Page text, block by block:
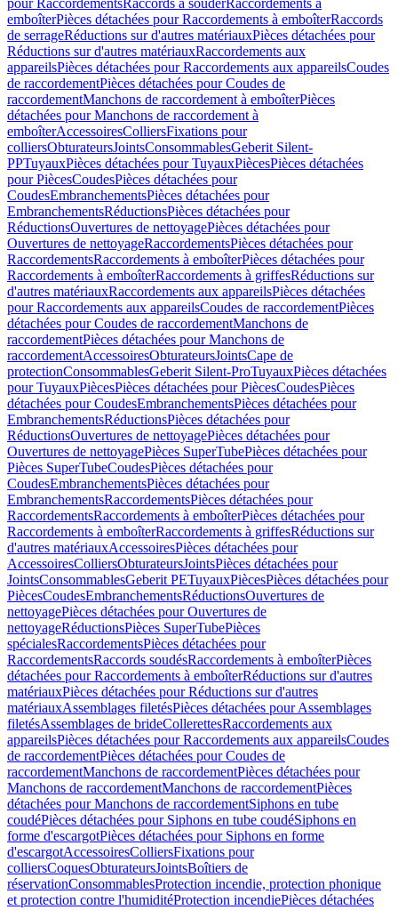
pour RaccordementsRaccords à souderRaccordements à
emboîterPièces détachées pour Raccordements à emboîterRaccords
de serrageRéductions sur d'autres matériauxPièces détachées pour
Réductions sur d'autres matériauxRaccordements aux
appareilsPièces détachées pour Raccordements aux appareilsCoudes
de raccordementPièces détachées pour Coudes de
raccordementManchons de raccordement à emboîterPièces
détachées pour Manchons de raccordement à
emboîterAccessoiresColliersFixations pour
colliersObturateursJointsConsommablesGeberit Silent-
PPTuyauxPièces détachées pour TuyauxPiècesPièces détachées
pour PiècesCoudesPièces détachées pour
CoudesEmbranchementsPièces détachées pour
EmbranchementsRéductionsPièces détachées pour
RéductionsOuvertures de nettoyagePièces détachées pour
Ouvertures de nettoyageRaccordementsPièces détachées pour
RaccordementsRaccordements à emboîterPièces détachées pour
Raccordements à emboîterRaccordements à griffesRéductions sur
d'autres matériauxRaccordements aux appareilsPièces détachées
pour Raccordements aux appareilsCoudes de raccordementPièces
détachées pour Coudes de raccordementManchons de
raccordementPièces détachées pour Manchons de
raccordementAccessoiresObturateursJointsCape de
protectionConsommablesGeberit Silent-ProTuyauxPièces détachées
pour TuyauxPiècesPièces détachées pour PiècesCoudesPièces
détachées pour CoudesEmbranchementsPièces détachées pour
EmbranchementsRéductionsPièces détachées pour
RéductionsOuvertures de nettoyagePièces détachées pour
Ouvertures de nettoyagePièces SuperTubePièces détachées pour
Pièces SuperTubeCoudesPièces détachées pour
CoudesEmbranchementsPièces détachées pour
EmbranchementsRaccordementsPièces détachées pour
RaccordementsRaccordements à emboîterPièces détachées pour
Raccordements à emboîterRaccordements à griffesRéductions sur
d'autres matériauxAccessoiresPièces détachées pour
AccessoiresColliersObturateursJointsPièces détachées pour
JointsConsommablesGeberit PETuyauxPiècesPièces détachées pour
PiècesCoudesEmbranchementsRéductionsOuvertures de
nettoyagePièces détachées pour Ouvertures de
nettoyageRéductionsPièces SuperTubePièces
spécialesRaccordementsPièces détachées pour
RaccordementsRaccords soudésRaccordements à emboîterPièces
détachées pour Raccordements à emboîterRéductions sur d'autres
matériauxPièces détachées pour Réductions sur d'autres
matériauxAssemblages filetésPièces détachées pour Assemblages
filetésAssemblages de brideCollerettesRaccordements aux
appareilsPièces détachées pour Raccordements aux appareilsCoudes
de raccordementPièces détachées pour Coudes de
raccordementManchons de raccordementPièces détachées pour
Manchons de raccordementManchons de raccordementPièces
détachées pour Manchons de raccordementSiphons en tube
coudéPièces détachées pour Siphons en tube coudéSiphons en
forme d'escargotPièces détachées pour Siphons en forme
d'escargotAccessoiresColliersFixations pour
colliersCoquesObturateursJointsBoîtiers de
réservationConsommablesProtection incendie, protection phonique
et protection contre l'humiditéProtection incendiePièces détachées